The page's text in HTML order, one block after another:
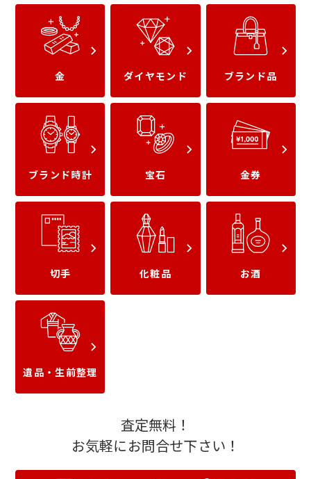
パテックフィリップ パネライ
オーデマピゲ IWC
金 ダイヤモンド ブランド品
ブランド時計 宝石 金券
切手 化粧品 お酒
遺品・生前整理
査定無料！
お気軽にお問合せ下さい！